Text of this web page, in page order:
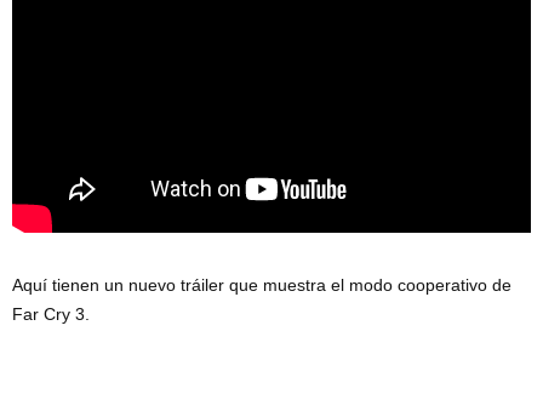
Aquí tienen un nuevo tráiler que muestra el modo cooperativo de
Far Cry 3.